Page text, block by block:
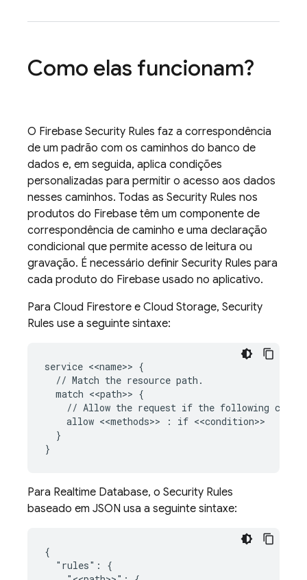
Como elas funcionam?
O Firebase Security Rules faz a correspondência
de um padrão com os caminhos do banco de
dados e, em seguida, aplica condições
personalizadas para permitir o acesso aos dados
nesses caminhos. Todas as Security Rules nos
produtos do Firebase têm um componente de
correspondência de caminho e uma declaração
condicional que permite acesso de leitura ou
gravação. É necessário definir Security Rules para
cada produto do Firebase usado no aplicativo.
Para Cloud Firestore e Cloud Storage, Security
Rules use a seguinte sintaxe:
service <<name>> {
  // Match the resource path.
  match <<path>> {
// Allow the request if the following
    allow <<methods>> : if <<condition>>
  }
Para Realtime Database, o Security Rules
baseado em JSON usa a seguinte sintaxe:
{
  "rules": {